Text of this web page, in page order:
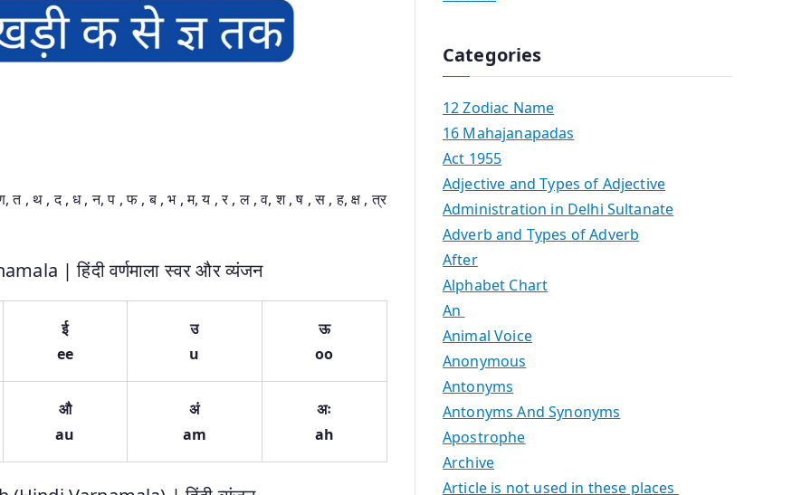
, थ , द , ध , न, प , फ , ब , भ , म, य , र , ल , व, श , ष , स , ह, क्ष , त्र
| हिंदी वर्णमाला स्वर और व्यंजन
ई
ee
उ
u
ऊ
oo
औ
au
अं
am
अः
ah
Categories
12 Zodiac Name
16 Mahajanapadas
Act 1955
Adjective and Types of Adjective
Administration in Delhi Sultanate
Adverb and Types of Adverb
After
Alphabet Chart
An
Animal Voice
Anonymous
Antonyms
Antonyms And Synonyms
Apostrophe
Archive
Article is not used in these places